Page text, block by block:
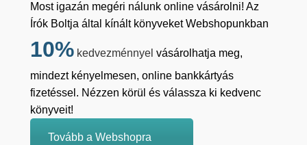
Most igazán megéri nálunk online vásárolni! Az
Írók Boltja által kínált könyveket Webshopunkban
10% kedvezménnyel vásárolhatja meg,
mindezt kényelmesen, online bankkártyás
fizetéssel. Nézzen körül és válassza ki kedvenc
könyveit!
Tovább a Webshopra